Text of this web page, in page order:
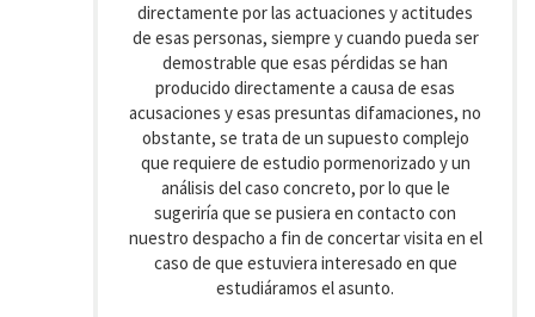
directamente por las actuaciones y actitudes
de esas personas, siempre y cuando pueda ser
demostrable que esas pérdidas se han
producido directamente a causa de esas
acusaciones y esas presuntas difamaciones, no
obstante, se trata de un supuesto complejo
que requiere de estudio pormenorizado y un
análisis del caso concreto, por lo que le
sugeriría que se pusiera en contacto con
nuestro despacho a fin de concertar visita en el
caso de que estuviera interesado en que
estudiáramos el asunto.